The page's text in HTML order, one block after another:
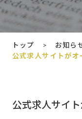
トップ > お知ら
公式求人サイトがオ
公式求人サイト